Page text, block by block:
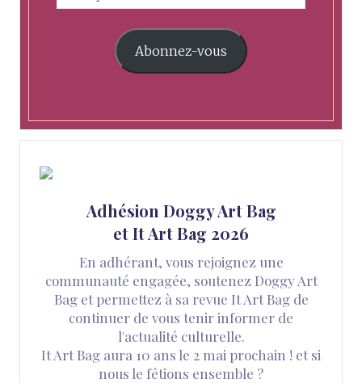
Abonnez-vous
Adhésion Doggy Art Bag
et It Art Bag 2026
En adhérant, vous rejoignez une
communauté engagée, soutenez Doggy Art
Bag et permettez à sa revue It Art Bag de
continuer de vous tenir informer de
l'actualité culturelle.
It Art Bag aura 10 ans le 2 mai prochain ! et si
nous le fêtions ensemble ?